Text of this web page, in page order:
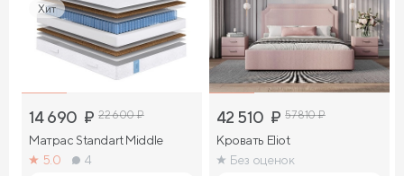
Хит
14 690 ₽ 22 600₽
Матрас Standart Middle
5.0
4
42 510 ₽ 57 810₽
Кровать Eliot
Без оценок